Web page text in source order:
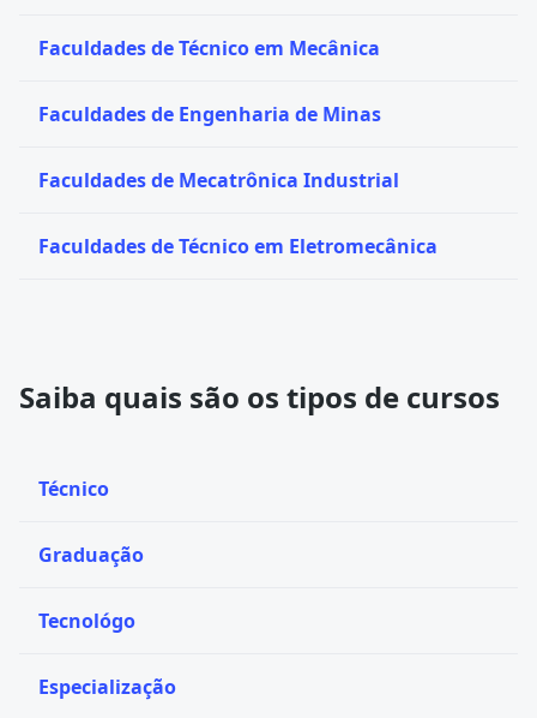
Faculdades de Técnico em Mecânica
Faculdades de Engenharia de Minas
Faculdades de Mecatrônica Industrial
Faculdades de Técnico em Eletromecânica
Saiba quais são os tipos de cursos
Técnico
Graduação
Tecnológo
Especialização